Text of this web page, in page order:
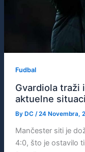
Fudbal
Gvardiola traži
aktuelne
By DC /24 Novembra,
Mančester siti je
4:0, što je ostavilo